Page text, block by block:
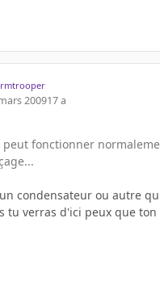
200917 a
peut fonctionner
condensateur ou autre
tu verras d'ici peux que